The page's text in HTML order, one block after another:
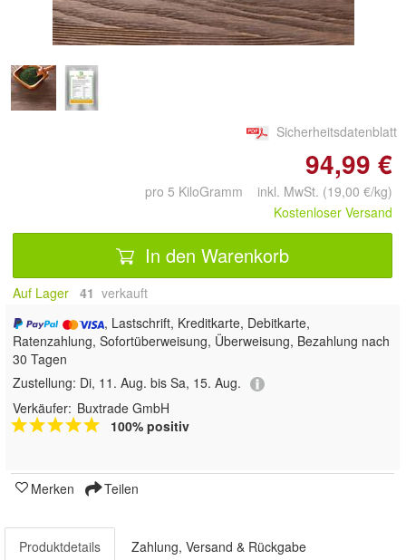
Sicherheitsdatenblatt
94,99 €
pro 5 KiloGramm inkl. MwSt. (19,00 €/kg)
Kostenloser Versand
In den Warenkorb
Auf Lager 41 verkauft
, Lastschrift, Kreditkarte, Debitkarte,
Ratenzahlung, Sofortüberweisung, Überweisung, Bezahlung nach
30 Tagen
Zustellung: Di, 11. Aug. bis Sa, 15. Aug.
Verkäufer: Buxtrade GmbH
100% positiv
Merken Teilen
Produktdetails Zahlung, Versand & Rückgabe